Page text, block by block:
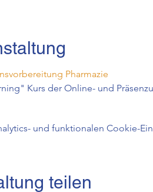
Pharmazie
Kurs der Online- und
und funktionalen Cookie-
teilen